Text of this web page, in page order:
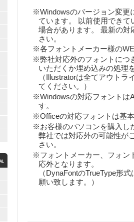
※Windowsのバージョン変更
ています。 以前使用でき
場合があります。 最新の
さい。
※各フォントメーカー様の
※弊社対応外のフォントにつ
いただくか埋め込みの処理
（Illustratorは全てアウト
てください。）
※Windowsの対応フォントは
す。
※Officeの対応フォントは基
※お客様のパソコンを購入し
弊社では対応外の可能性が
さい。
※フォントメーカー、フォン
応外となります。
（DynaFontのTrueType形
願い致します。）